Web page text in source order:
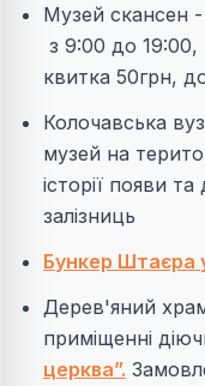
Музей скансен -
з 9:00 до 19:00,
квитка 50грн,
Колочавська
музей на
історії появи та
залізниць
Бункер Штаєра
Дерев'яний
приміщенні
церква”.